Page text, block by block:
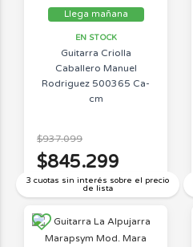
Llega mañana
EN STOCK
Guitarra Criolla
Caballero Manuel
Rodriguez 500365 Ca-
cm
3 cuotas sin interés sobre el precio
de lista
$937.099
$845.299